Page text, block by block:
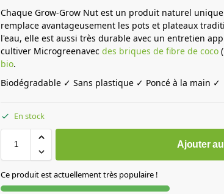
Chaque Grow-Grow Nut est un produit naturel
remplace avantageusement les pots et plateaux
l'eau, elle est aussi très durable avec un entretien
cultiver Microgreenavecdes briques de fibre de coco
bio.
Biodégradable ✓ Sans plastique ✓ Poncé à la main ✓
En stock
Ajouter
Ce produit est actuellement très populaire !